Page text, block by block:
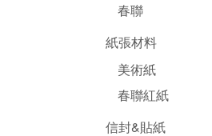
春聯
紙張材料
美術紙
春聯紅紙
信封&貼紙